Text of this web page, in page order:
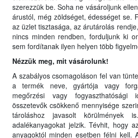
szerezzük be. Soha ne vásároljunk
árustól, még zöldséget, édességet se.
az üzlet tisztasága, az árutárolás
nincs minden rendben, forduljunk ki
sem fordítanak ilyen helyen több
Nézzük meg, mit vásárolunk!
A szabályos csomagoláson fel van
a termék neve, gyártója vagy
megőrzési vagy fogyaszthatósági
összetevők csökkenő mennyisége
tároláshoz javasolt körülmények
adalékanyagokat jelzik. Tévhit, hogy
anyagoktól minden esetben félni kell.